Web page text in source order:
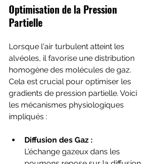
Optimisation de la Pression
Partielle
Lorsque l'air turbulent atteint les
alvéoles, il favorise une distribution
homogène des molécules de gaz.
Cela est crucial pour optimiser les
gradients de pression partielle. Voici
les mécanismes physiologiques
impliqués :
Diffusion des Gaz :
L'échange gazeux dans les